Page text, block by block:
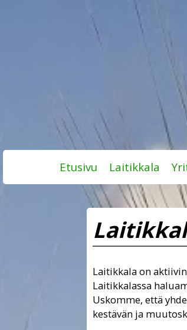
to
Etusivu Laitikkala
Laitikkala on
Laitikkalassa
Uskomme, että
kestävän ja